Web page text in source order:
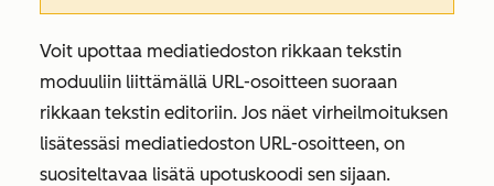
Voit upottaa mediatiedoston rikkaan tekstin
moduuliin liittämällä URL-osoitteen suoraan
rikkaan tekstin editoriin. Jos näet virheilmoituksen
lisätessäsi mediatiedoston URL-osoitteen, on
suositeltavaa lisätä upotuskoodi sen sijaan.